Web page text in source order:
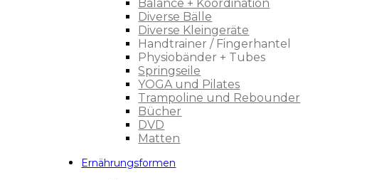
Balance + Koordination
Diverse Bälle
Diverse Kleingeräte
Handtrainer / Fingerhantel
Physiobänder + Tubes
Springseile
YOGA und Pilates
Trampoline und Rebounder
Bücher
DVD
Matten
Ernährungsformen